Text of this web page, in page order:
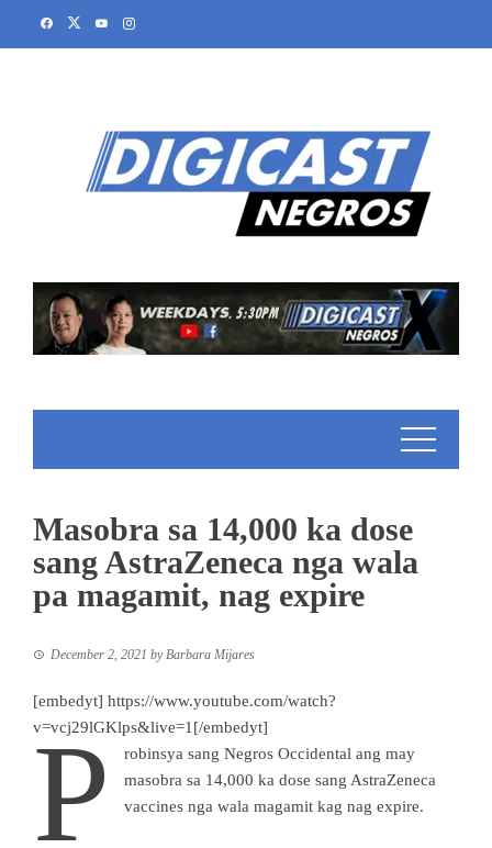
Masobra sa 14,000 ka dose
sang AstraZeneca nga wala
pa magamit, nag expire
December 2, 2021 by Barbara Mijares
[embedyt] https://www.youtube.com/watch?
v=vcj29lGKlps&live=1[/embedyt]
P
robinsya sang Negros Occidental ang may
masobra sa 14,000 ka dose sang AstraZeneca
vaccines nga wala magamit kag nag expire.